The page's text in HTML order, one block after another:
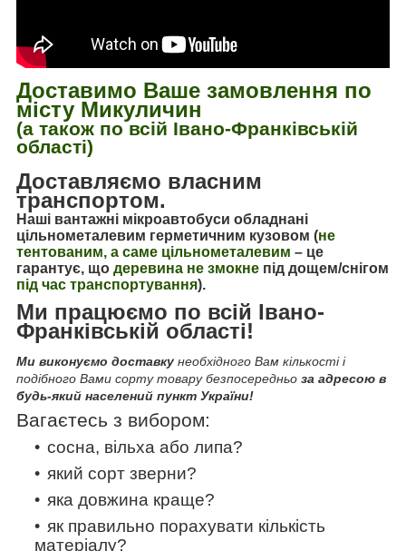
Доставимо Ваше замовлення по
місту Микуличин
(а також по всій Івано-Франківській
області)
Доставляємо власним
транспортом.
Наші вантажні мікроавтобуси обладнані
цільнометалевим герметичним кузовом (не
тентованим, а саме цільнометалевим – це
гарантує, що деревина не змокне під дощем/снігом
під час транспортування).
Ми працюємо по всій Івано-
Франківській області!
Ми виконуємо доставку необхідного Вам кількості і
подібного Вами сорту товару безпосередньо за адресою в
будь-який населений пункт України!
Вагаєтесь з вибором:
сосна, вільха або липа?
який сорт зверни?
яка довжина краще?
як правильно порахувати кількість
матеріалу?